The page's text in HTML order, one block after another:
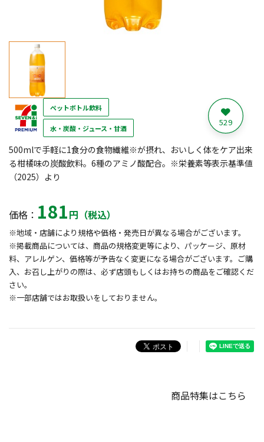
ペットボトル飲料
水・炭酸・ジュース・甘酒
529
500mlで手軽に1食分の食物繊維※が摂れ、おいしく体をケア出来
る柑橘味の炭酸飲料。6種のアミノ酸配合。※栄養素等表示基準値
（2025）より
価格： 181円（税込）
※地域・店舗により規格や価格・発売日が異なる場合がございます。
※掲載商品については、商品の規格変更等により、パッケージ、原材
料、アレルゲン、価格等が予告なく変更になる場合がございます。ご購
入、お召し上がりの際は、必ず店頭もしくはお持ちの商品をご確認くだ
さい。
※一部店舗ではお取扱いをしておりません。
商品特集はこちら